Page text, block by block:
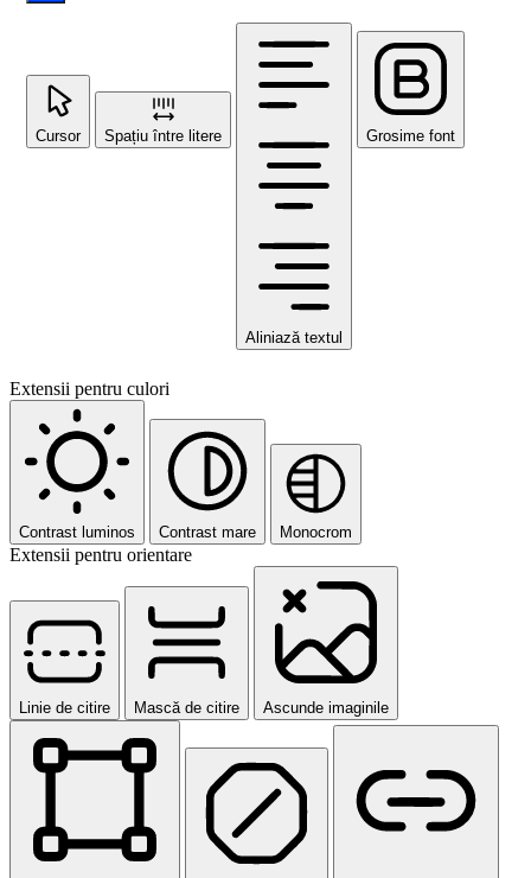
Cursor Spațiu între litere
Aliniază textul
Grosime font
Extensii pentru culori
Contrast luminos Contrast mare Monocrom
Extensii pentru orientare
Linie de citire Mască de citire Ascunde imaginile